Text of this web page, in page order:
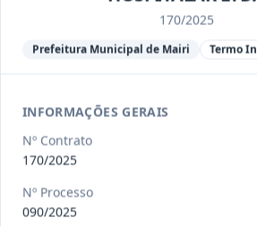
Termo
Inicial
contrato a contratação
Situação
170/2025
Prefeitura Municipal de Mairi Termo
INFORMAÇÕES GERAIS
Nº Contrato
170/2025
Nº Processo
090/2025